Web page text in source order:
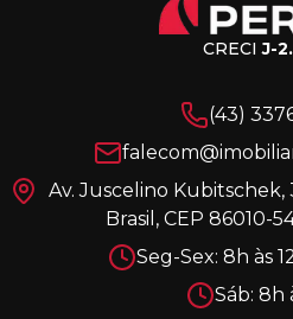
CRECIJ-
(43)
Av. Juscelino Kubitschek,
Brasil, CEP 86010-
Seg-Sex: 8h às
Sáb: 8h